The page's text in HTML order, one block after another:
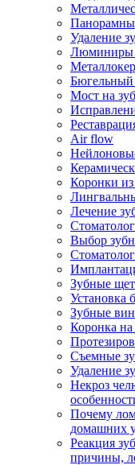
Удаление
Люминиры
Бюгельный
Мост на
Air flow
Коронки
Лечение
Выбор
Зубные
Установка
Зубные
Коронка на
Съемные
Удаление
Некроз
Почему
домашних
Реакция
причины,